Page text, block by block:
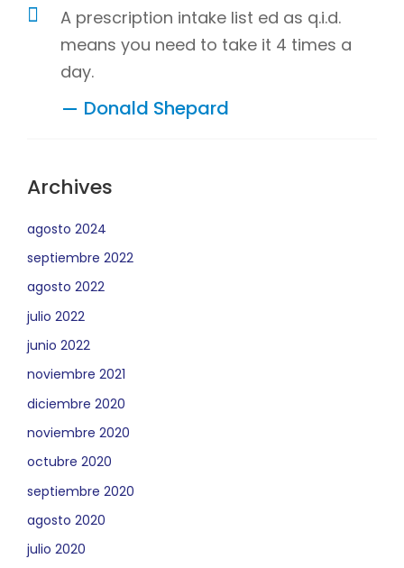
A prescription intake list ed as q.i.d.
means you need to take it 4 times a
day.
Donald Shepard
Archives
agosto 2024
septiembre 2022
agosto 2022
julio 2022
junio 2022
noviembre 2021
diciembre 2020
noviembre 2020
octubre 2020
septiembre 2020
agosto 2020
julio 2020